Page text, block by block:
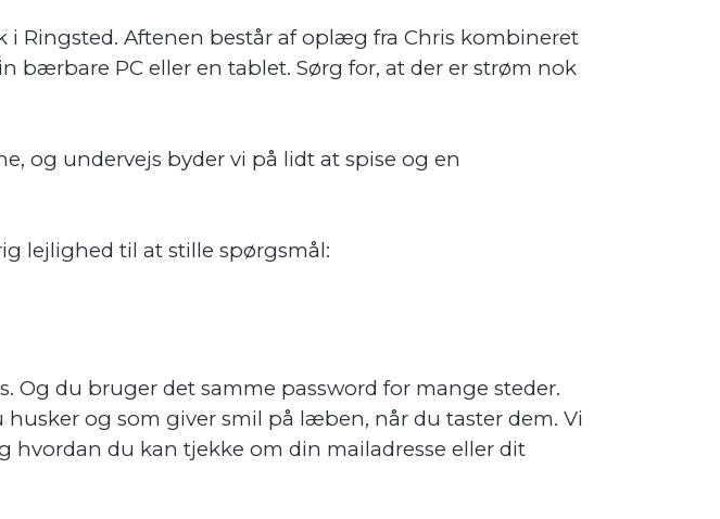
i Ringsted. Aftenen består af oplæg fra Chris kombineret
bærbare PC eller en tablet. Sørg for, at der er strøm nok
og undervejs byder vi på lidt at spise og en
lejlighed til at stille spørgsmål:
Og du bruger det samme password for mange steder.
og som giver smil på læben, når du taster dem. Vi
du kan tjekke om din mailadresse eller dit